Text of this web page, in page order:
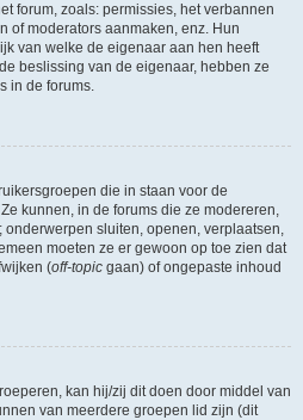
forum, zoals: permissies, het verbannen
of moderators aanmaken, enz. Hun
van welke de eigenaar aan hen heeft
beslissing van de eigenaar, hebben ze
in de forums.
die in staan voor de
kunnen, in de forums die ze modereren,
sluiten, openen, verplaatsen,
moeten ze er gewoon op toe zien dat
(off-topic gaan) of ongepaste inhoud
kan hij/zij dit doen door middel van
van meerdere groepen lid zijn (dit